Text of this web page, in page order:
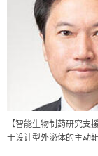
【智能生物制药研究支
于设计型外泌体的主动
经济・社会
【AI法下篇】如何